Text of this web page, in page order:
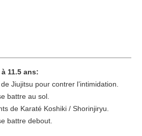
11.5 ans:
Jiujitsu pour contrer l’intimidation.
battre au sol.
de Karaté Koshiki / Shorinjiryu.
battre debout.